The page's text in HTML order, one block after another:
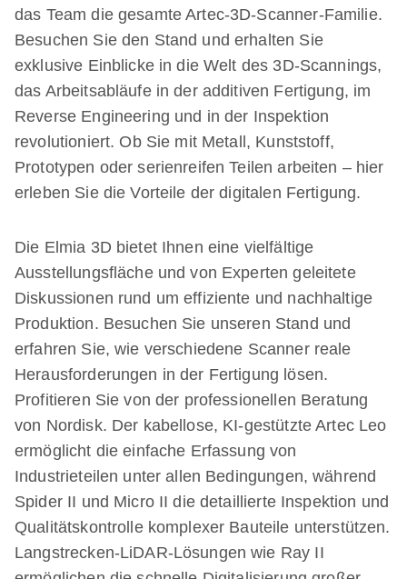
das Team die gesamte Artec-3D-Scanner-Familie.
Besuchen Sie den Stand und erhalten Sie
exklusive Einblicke in die Welt des 3D-Scannings,
das Arbeitsabläufe in der additiven Fertigung, im
Reverse Engineering und in der Inspektion
revolutioniert. Ob Sie mit Metall, Kunststoff,
Prototypen oder serienreifen Teilen arbeiten – hier
erleben Sie die Vorteile der digitalen Fertigung.
Die Elmia 3D bietet Ihnen eine vielfältige
Ausstellungsfläche und von Experten geleitete
Diskussionen rund um effiziente und nachhaltige
Produktion. Besuchen Sie unseren Stand und
erfahren Sie, wie verschiedene Scanner reale
Herausforderungen in der Fertigung lösen.
Profitieren Sie von der professionellen Beratung
von Nordisk. Der kabellose, KI-gestützte Artec Leo
ermöglicht die einfache Erfassung von
Industrieteilen unter allen Bedingungen, während
Spider II und Micro II die detaillierte Inspektion und
Qualitätskontrolle komplexer Bauteile unterstützen.
Langstrecken-LiDAR-Lösungen wie Ray II